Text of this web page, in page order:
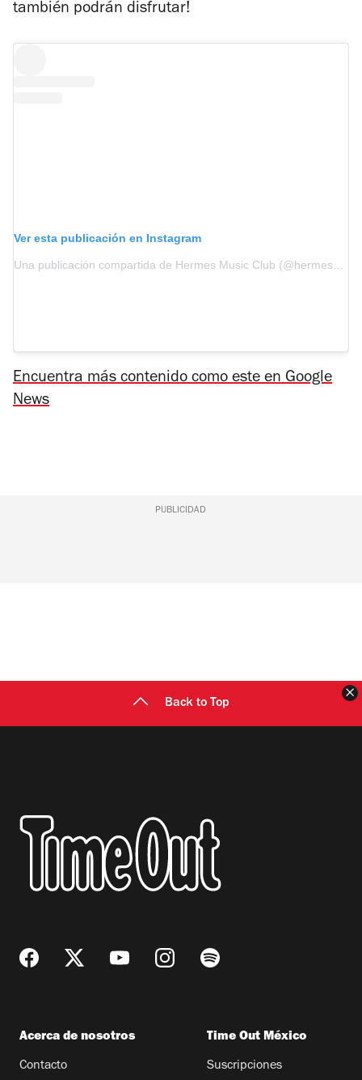
también podrán disfrutar!
Ver esta publicación en Instagram
Encuentra más contenido como este en Google
News
PUBLICIDAD
Back to Top
Acerca de nosotros
Contacto
Time Out México
Suscripciones